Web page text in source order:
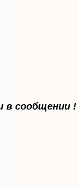
в сообщении !